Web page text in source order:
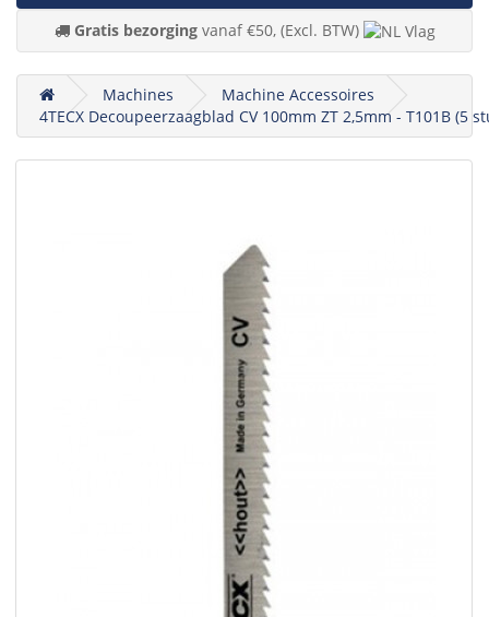
Gratis bezorgingvanaf €50, (Excl. BTW)
Machines
Machine Accessoires
4TECX Decoupeerzaagblad CV 100mm ZT 2,5mm - T101B (5